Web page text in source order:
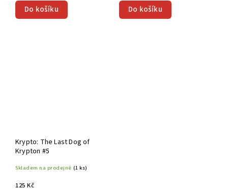
Do košíku Do košíku
Krypto: The Last Dog of
Krypton #5
Skladem na prodejně (1 ks)
125 Kč